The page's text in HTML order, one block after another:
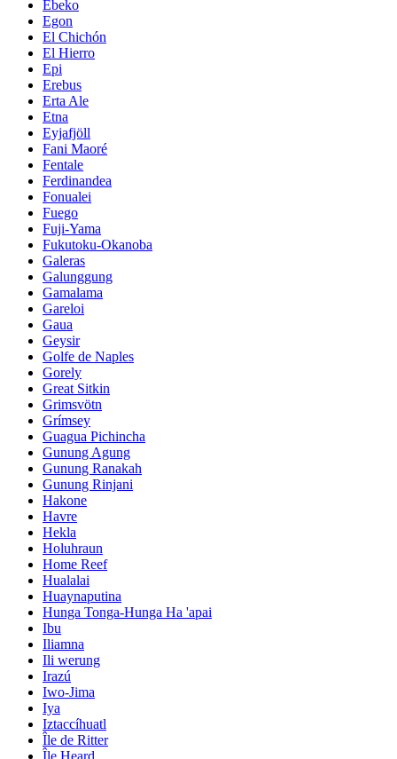
Ebeko
Egon
El Chichón
El Hierro
Epi
Erebus
Erta Ale
Etna
Eyjafjöll
Fani Maoré
Fentale
Ferdinandea
Fonualei
Fuego
Fuji-Yama
Fukutoku-Okanoba
Galeras
Galunggung
Gamalama
Gareloi
Gaua
Geysir
Golfe de Naples
Gorely
Great Sitkin
Grimsvötn
Grímsey
Guagua Pichincha
Gunung Agung
Gunung Ranakah
Gunung Rinjani
Hakone
Havre
Hekla
Holuhraun
Home Reef
Hualalai
Huaynaputina
Hunga Tonga-Hunga Ha 'apai
Ibu
Iliamna
Ili werung
Irazú
Iwo-Jima
Iya
Iztaccíhuatl
Île de Ritter